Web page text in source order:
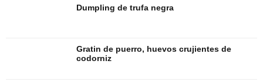
Dumpling de trufa negra
Gratin de puerro, huevos crujientes de
codorniz